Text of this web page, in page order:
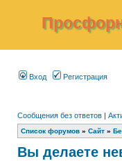
Вход Регистрация
Сообщения без ответов |
Список форумов » Сайт »
Вы делаете